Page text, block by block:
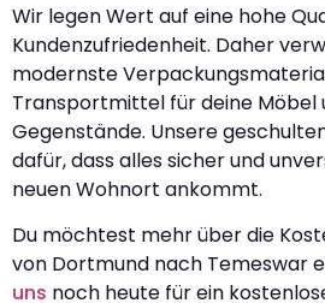
Wir legen Wert auf eine hohe
Kundenzufriedenheit. Daher
modernste
Transportmittel für deine Möbel
Gegenstände. Unsere
dafür, dass alles sicher und
neuen Wohnort ankommt.
Du möchtest mehr über die
von Dortmund nach Temeswar
uns noch heute für ein